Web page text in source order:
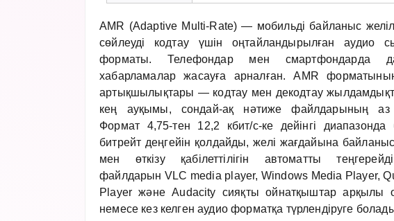
AMR (Adaptive Multi-Rate) — мобильді байланыс
сөйлеуді кодтау үшін оңтайландырылған аудио
форматы. Телефондар мен смартфондарда
хабарламалар жасауға арналған. AMR
артықшылықтары — кодтау мен декодтау
кең ауқымы, сондай-ақ нәтиже файлдарының аз
Формат 4,75-тен 12,2 кбит/с-ке дейінгі диапазонда
битрейт деңгейін қолдайды, желі жағдайына
мен өткізу қабілеттілігін автоматты
файлдарын VLC media player, Windows Media Player,
Player және Audacity сияқты ойнатқыштар арқылы
немесе кез келген аудио форматқа түрлендіруге